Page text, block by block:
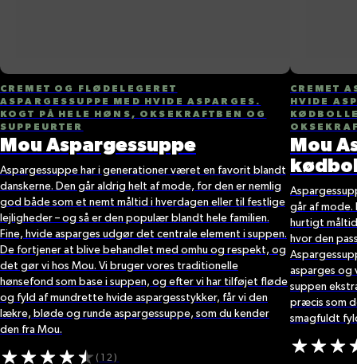
CREMET OG FLØDELEGERET
ASPARGESSUPPE MED HVIDE ASPARGES.
KOGT PÅ HELE HØNS, OKSEKRAFTBEN OG
SUPPEURTER
Mou Aspargessuppe
Aspargessuppe har i generationer været en favorit blandt
danskerne. Den går aldrig helt af mode, for den er nemlig
god både som et nemt måltid i hverdagen eller til festlige
lejligheder – og så er den populær blandt hele familien.
Fine, hvide asparges udgør det centrale element i suppen.
De fortjener at blive behandlet med omhu og respekt, og
det gør vi hos Mou. Vi bruger vores traditionelle
hønsefond som base i suppen, og efter vi har tilføjet fløde
og fyld af mundrette hvide aspargesstykker, får vi den
lækre, bløde og runde aspargessuppe, som du kender
den fra Mou.
(12)
CREMET
HVIDE
Mou
går af mode.
hurtigt
hvor den
asparges og
suppen
præcis som
smagfuldt